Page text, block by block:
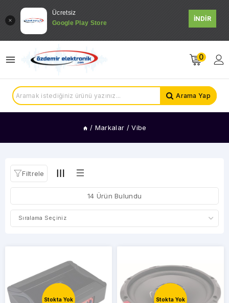
Ücretsiz
Google Play Store
İNDİR
0
Arama Yap
/ Markalar / Vibe
KATEGORİLER
Telefon
Kabloları
Şarjlı
Ürünler
Fener
Ve
Üniversal
Çerçeveler
Tablet
Oto
Teyp
Oto
STOK
DURUMU
Filtrele
14 Ürün Bulundu
Stokta Yok Stokta Yok